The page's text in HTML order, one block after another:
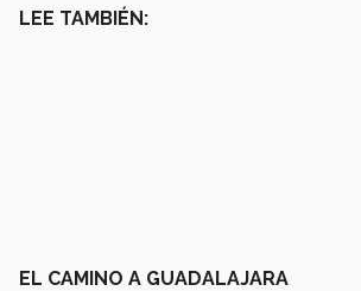
LEE TAMBIÉN:
EL CAMINO A GUADALAJARA